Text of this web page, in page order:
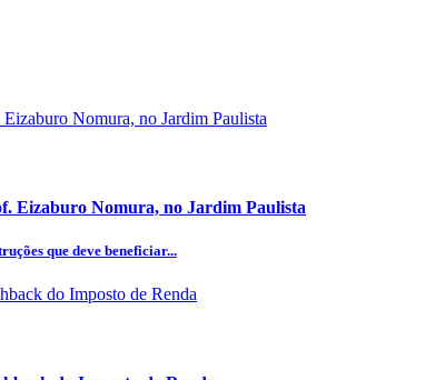
Eizaburo Nomura, no Jardim Paulista
que deve beneficiar...